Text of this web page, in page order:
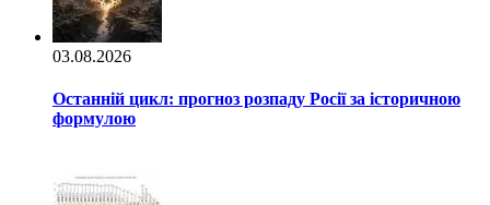
03.08.2026
Останній цикл: прогноз розпаду Росії за історичною
формулою